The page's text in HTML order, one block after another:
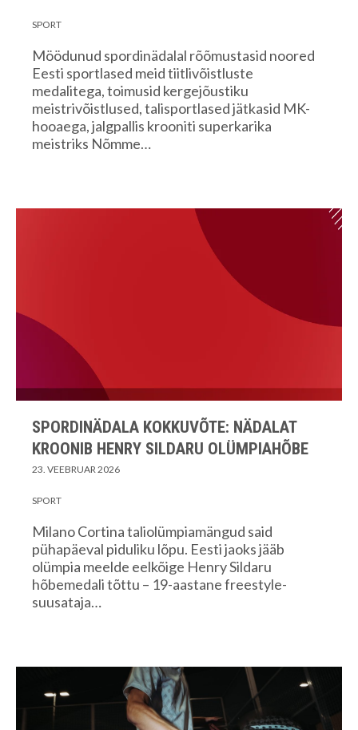
SPORT
Möödunud spordinädalal rõõmustasid noored
Eesti sportlased meid tiitlivõistluste
medalitega, toimusid kergejõustiku
meistrivõistlused, talisportlased jätkasid MK-
hooaega, jalgpallis krooniti superkarika
meistriks Nõmme…
SPORDINÄDALA KOKKUVÕTE: NÄDALAT
KROONIB HENRY SILDARU OLÜMPIAHÕBE
23. VEEBRUAR 2026
SPORT
Milano Cortina taliolümpiamängud said
pühapäeval piduliku lõpu. Eesti jaoks jääb
olümpia meelde eelkõige Henry Sildaru
hõbemedali tõttu – 19-aastane freestyle-
suusataja…